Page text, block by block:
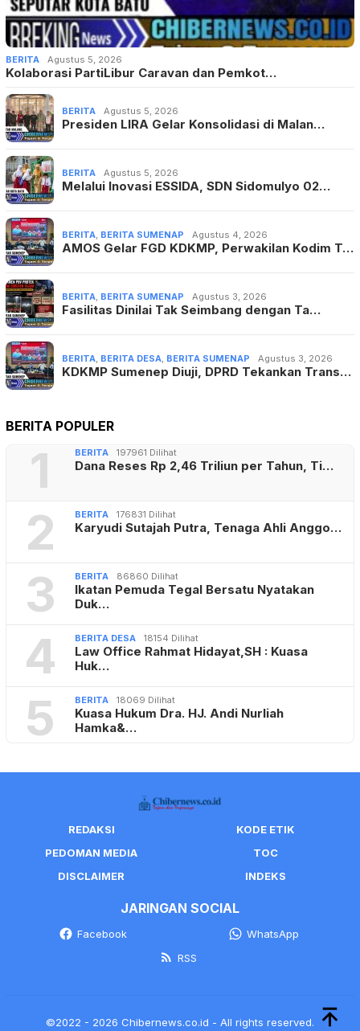
BERITA Agustus 5, 2026
Kolaborasi PartiLibur Caravan dan Pemkot…
BERITA Agustus 5, 2026
Presiden LIRA Gelar Konsolidasi di Malan…
BERITA Agustus 5, 2026
Melalui Inovasi ESSIDA, SDN Sidomulyo 02…
BERITA BERITA SUMENAP Agustus 4, 2026
AMOS Gelar FGD KDKMP, Perwakilan Kodim T…
BERITA BERITA SUMENAP Agustus 3, 2026
Fasilitas Dinilai Tak Seimbang dengan Ta…
BERITA BERITA DESA BERITA SUMENAP Agustus 3, 2026
KDKMP Sumenep Diuji, DPRD Tekankan Trans…
BERITA POPULER
1 BERITA 197961 Dilihat
Dana Reses Rp 2,46 Triliun per Tahun, Ti…
2 BERITA 176831 Dilihat
Karyudi Sutajah Putra, Tenaga Ahli Anggo…
3 BERITA 86860 Dilihat
Ikatan Pemuda Tegal Bersatu Nyatakan
Duk…
4 BERITA DESA 18154 Dilihat
Law Office Rahmat Hidayat,SH : Kuasa
Huk…
5 BERITA 18069 Dilihat
Kuasa Hukum Dra. HJ. Andi Nurliah
Hamka&…
REDAKSI
KODE ETIK
PEDOMAN MEDIA
TOC
DISCLAIMER
INDEKS
JARINGAN SOCIAL
Facebook
WhatsApp
RSS
©2022 - 2026 Chibernews.co.id - All rights reserved.